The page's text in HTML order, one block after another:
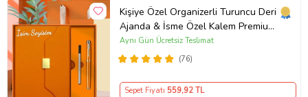
Kişiye Özel Organizerli Turuncu Deri
Ajanda & İsme Özel Kalem Premium
Hediye Seti
(76)
Aynı Gün Ücretsiz Teslimat
Sepet Fiyatı 559,92 TL